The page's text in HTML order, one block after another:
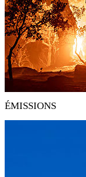
ÉMISSIONS